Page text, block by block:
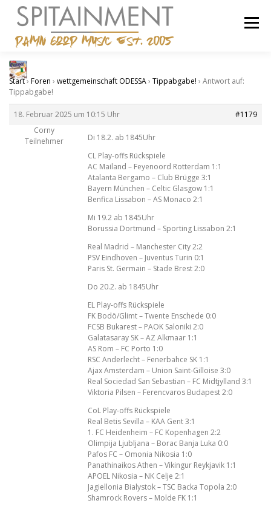
springen
Menü
STARTSEITE
Start› Foren › wettgemeinschaft ODESSA› Tippabgabe! › Antwort auf:
Tippabgabe!
18. Februar 2025 um 10:15 Uhr
#1179
Corny
Teilnehmer
Di 18.2. ab 1845Uhr
CL Play-offs Rückspiele
AC Mailand – Feyenoord Rotterdam 1:1
Atalanta Bergamo – Club Brügge 3:1
Bayern München – Celtic Glasgow 1:1
Benfica Lissabon – AS Monaco 2:1
Mi 19.2 ab 1845Uhr
Borussia Dortmund – Sporting Lissabon 2:1
Real Madrid – Manchester City 2:2
PSV Eindhoven – Juventus Turin 0:1
Paris St. Germain – Stade Brest 2:0
Do 20.2. ab 1845Uhr
EL Play-offs Rückspiele
FK Bodö/Glimt – Twente Enschede 0:0
FCSB Bukarest – PAOK Saloniki 2:0
Galatasaray SK – AZ Alkmaar 1:1
AS Rom – FC Porto 1:0
RSC Anderlecht – Fenerbahce SK 1:1
Ajax Amsterdam – Union Saint-Gilloise 3:0
Real Sociedad San Sebastian – FC Midtjylland 3:1
Viktoria Pilsen – Ferencvaros Budapest 2:0
CoL Play-offs Rückspiele
Real Betis Sevilla – KAA Gent 3:1
1. FC Heidenheim – FC Kopenhagen 2:2
Olimpija Ljubljana – Borac Banja Luka 0:0
Pafos FC – Omonia Nikosia 1:0
Panathinaikos Athen – Vikingur Reykjavik 1:1
APOEL Nikosia – NK Celje 2:1
Jagiellonia Bialystok – TSC Backa Topola 2:0
Shamrock Rovers – Molde FK 1:1